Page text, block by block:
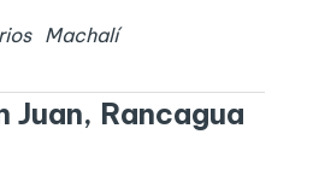
Machalí
Juan, Rancagua